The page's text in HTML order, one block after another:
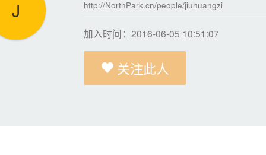
J http://NorthPark.cn/people/jiuhuangzi
加入时间：2016-06-05 10:51:07
关注此人